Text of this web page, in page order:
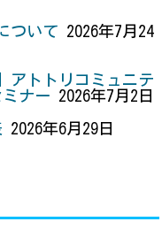
ついて
2026年7月24
トトリコミュニテ
ナー
2026年7月2日
2026年6月29日